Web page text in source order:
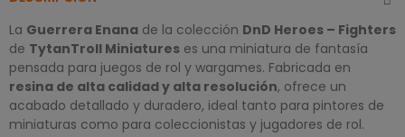
La Guerrera Enana de la colección DnD Heroes – Fighters
de TytanTroll Miniatures es una miniatura de fantasía
pensada para juegos de rol y wargames. Fabricada en
resina de alta calidad y alta resolución, ofrece un
acabado detallado y duradero, ideal tanto para pintores de
miniaturas como para coleccionistas y jugadores de rol.